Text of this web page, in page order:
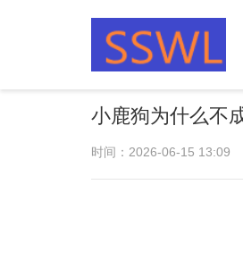
小鹿狗为什么不
时间：2026-06-15 13:09